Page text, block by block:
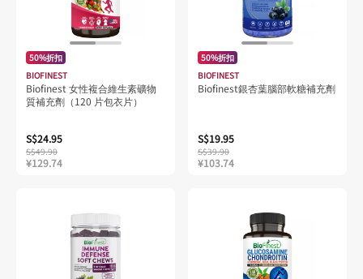
50%折扣
BIOFINEST
Biofinest 女性複合維生素礦物
質補充劑（120 片包衣片）
S$24.95
S$49.90
¥129.74
50%折扣
BIOFINEST
Biofinest銀杏葉腦部軟糖補充劑
S$19.95
S$39.90
¥103.74